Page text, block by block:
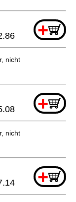
+
nicht bestellbar
+
nicht bestellbar
+